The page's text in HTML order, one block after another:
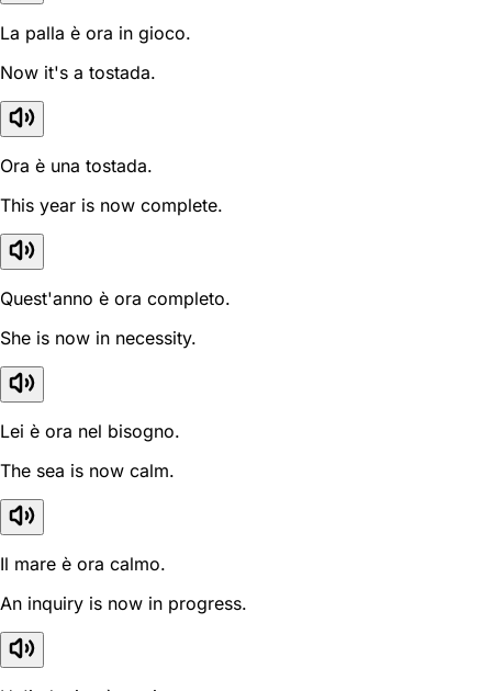
La palla è ora in gioco.
Now it's a tostada.
Ora è una tostada.
This year is now complete.
Quest'anno è ora completo.
She is now in necessity.
Lei è ora nel bisogno.
The sea is now calm.
Il mare è ora calmo.
An inquiry is now in progress.